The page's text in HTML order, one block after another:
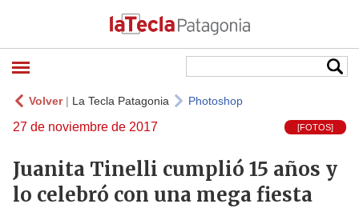
Volver| La Tecla Patagonia Photoshop
27 de noviembre de 2017 [FOTOS]
Juanita Tinelli cumplió 15 años y
lo celebró con una mega fiesta